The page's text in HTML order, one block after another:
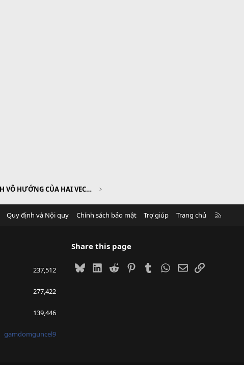
CHƯƠNG II. TÍCH VÔ HƯỚNG CỦA HAI VECTƠ VÀ ỨNG DỤNG
Quy định và Nội quy Chính sách bảo mật Trợ giúp Trang chủ
237,512
277,422
139,446
gamdomguncel9
Share this page
BlueskyLinkedIn
Reddit PinterestTumblrWhatsApp
EmailLink